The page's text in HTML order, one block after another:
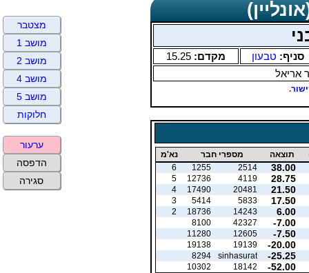
סניף: טבעון מקדם:15.25
אריאל
.
תוצאה מספרי חבר נא'מ
38.00
2514
1255
6
28.75
4119
12736
5
21.50
20481
17490
4
17.50
5833
5414
3
6.00
14243
18736
2
-7.00
42327
8100
-7.50
12605
11280
-20.00
19139
19138
-25.25
sinhasurat
8294
-52.00
18142
10302
מצטבר
מושב 1
מושב 2
מושב 4
מושב 5
חלוקות
ערעור
הדפסה
סגירה